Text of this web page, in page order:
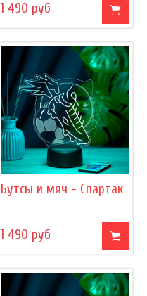
1 490 руб
Бутсы и мяч - Спартак
1 490 руб